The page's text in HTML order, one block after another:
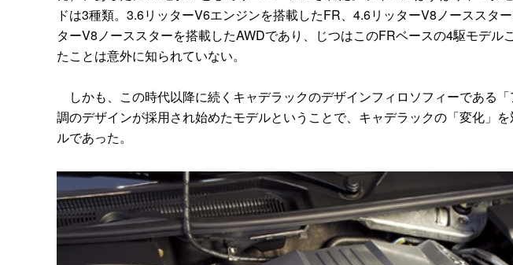
ドは3種類。3.6リッターV6エンジンを搭載したFR、4.6リッターV8ノーススタ
ターV8ノーススターを搭載したAWDであり、じつはこのFRベースの4駆モデル
たことは意外に知られていない。
しかも、この時代以降に続くキャデラックのデザインフィロソフィーである
調のデザインが採用され始めたモデルということで、キャデラックの「変化」
ルであった。